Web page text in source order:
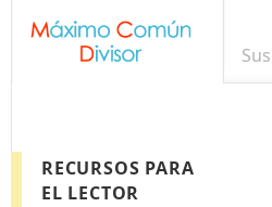
RECURSOS PARA
EL LECTOR